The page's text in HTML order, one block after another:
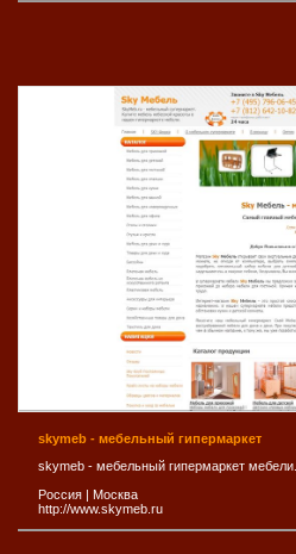
skymeb - мебельный гипермаркет
skymeb - мебельный гипермаркет мебели.
Россия
Москва
http://www.skymeb.ru